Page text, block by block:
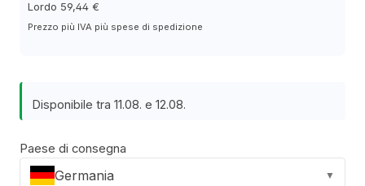
Lordo 59,44 €
Prezzo più IVA più spese di spedizione
Disponibile tra 11.08. e 12.08.
Paese di consegna
Germania ▼